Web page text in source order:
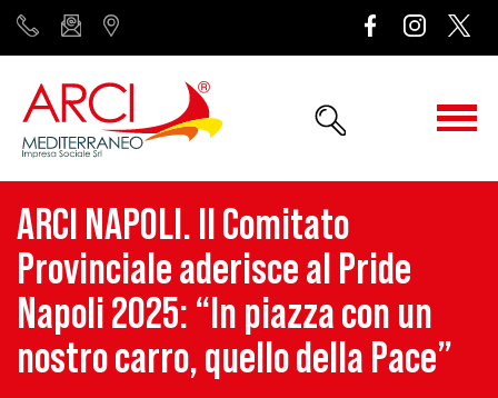
ARCI NAPOLI. Il Comitato
Provinciale aderisce al Pride
Napoli 2025: “In piazza con un
nostro carro, quello della Pace”